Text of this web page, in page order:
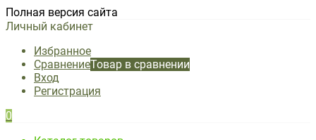
Полная версия сайта
Личный кабинет
Избранное
СравнениеТовар в сравнении
Вход
Регистрация
0